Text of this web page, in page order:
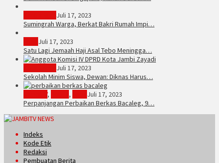
Juli 17, 2023
Sumingrah Warga, Berkat Bakri Rumah Impi…
Juli 17, 2023
Satu Lagi Jemaah Haji Asal Tebo Meningga…
Juli 17, 2023
Sekolah Minim Siswa, Dewan: Diknas Harus…
, ,
Juli 17, 2023
Perpanjangan Perbaikan Berkas Bacaleg, 9…
Indeks
Kode Etik
Redaksi
Pembuatan Berita